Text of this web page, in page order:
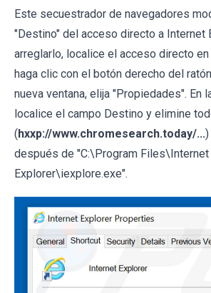
Este secuestrador de navegadores
"Destino" del acceso directo a Internet
arreglarlo, localice el acceso directo
haga clic con el botón derecho del
nueva ventana, elija "Propiedades". En
localice el campo Destino y elimine
(hxxp://www.chromesearch.today/...
después de "C:\Program Files\Internet
Explorer\iexplore.exe".